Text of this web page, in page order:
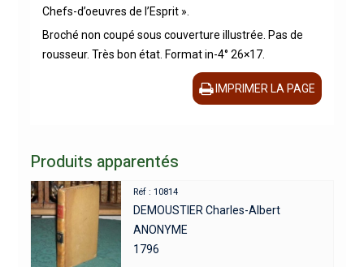
Chefs-d’oeuvres de l’Esprit ».
Broché non coupé sous couverture illustrée. Pas de
rousseur. Très bon état. Format in-4° 26×17.
IMPRIMER LA PAGE
Produits apparentés
Réf : 10814
DEMOUSTIER Charles-Albert
ANONYME
1796